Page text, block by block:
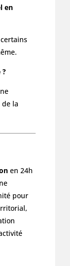
en
?
la
en 24h
pour